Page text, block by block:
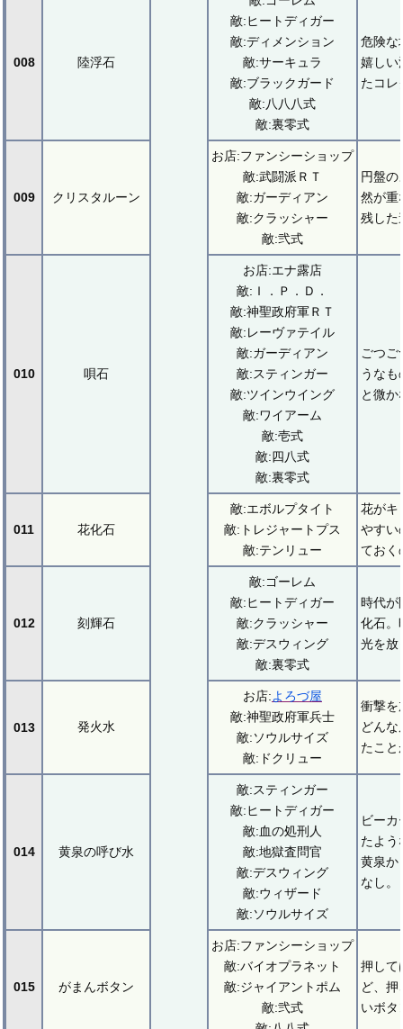
008 陸浮石
敵:ヒートディガー
敵:ディメンション
敵:サーキュラ
敵:ブラックガード
敵:八八八式
敵:裏零式
危険な
嬉しい
たコレ
009 クリスタルーン
お店:ファンシーショップ
敵:武闘派ＲＴ
敵:ガーディアン
敵:クラッシャー
敵:弐式
円盤の
然が重
残した
010 唄石
お店:エナ露店
敵:Ｉ．Ｐ．Ｄ．
敵:神聖政府軍ＲＴ
敵:レーヴァテイル
敵:ガーディアン
敵:スティンガー
敵:ツインウイング
敵:ワイアーム
敵:壱式
敵:四八式
敵:裏零式
ごつご
うなも
と微か
011 花化石
敵:エボルプタイト
敵:トレジャートプス
敵:テンリュー
花がキ
やすい
ておく
012 刻輝石
敵:ゴーレム
敵:ヒートディガー
敵:クラッシャー
敵:デスウィング
敵:裏零式
時代が
化石。
光を放
013 発火水
お店:よろづ屋
敵:神聖政府軍兵士
敵:ソウルサイズ
敵:ドクリュー
衝撃を
どんな
たこと
014 黄泉の呼び水
敵:スティンガー
敵:ヒートディガー
敵:血の処刑人
敵:地獄査問官
敵:デスウィング
敵:ウィザード
敵:ソウルサイズ
ビーカ
たよう
黄泉か
なし。
015 がまんボタン
お店:ファンシーショップ
敵:バイオプラネット
敵:ジャイアントポム
敵:弐式
押して
ど、押
いボタ